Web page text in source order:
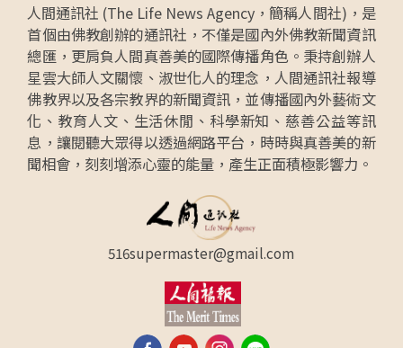
人間通訊社 (The Life News Agency，簡稱人間社)，是
首個由佛教創辦的通訊社，不僅是國內外佛教新聞資訊
總匯，更肩負人間真善美的國際傳播角色。秉持創辦人
星雲大師人文關懷、淑世化人的理念，人間通訊社報導
佛教界以及各宗教界的新聞資訊，並傳播國內外藝術文
化、教育人文、生活休閒、科學新知、慈善公益等訊
息，讓閱聽大眾得以透過網路平台，時時與真善美的新
聞相會，刻刻增添心靈的能量，產生正面積極影響力。
516supermaster@gmail.com